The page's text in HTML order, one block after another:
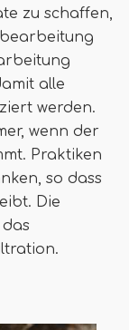
zu schaffen,
alle
werden.
wenn der
Praktiken
so dass
Die